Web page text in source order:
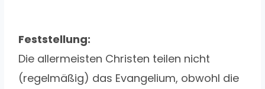
Feststellung:
Die allermeisten Christen teilen nicht
(regelmäßig) das Evangelium, obwohl die